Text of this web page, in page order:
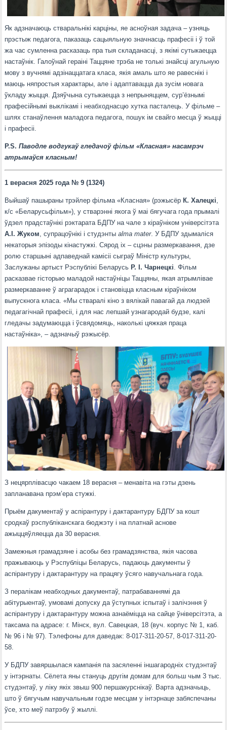
Як адзначаюць стваральнікі карціны, яе асноўная задача – узняць
прэстыж педагога, паказаць сацыяльную значнасць прафесіі і ў той
жа час сумленна расказаць пра тыя складанасці, з якімі сутыкаецца
настаўнік. Галоўнай гераіні Таццяне трэба не толькі знайсці агульную
мову з вучнямі адзінаццатага класа, якія амаль што яе равеснікі і
маюць няпростыя характары, але і адаптавацца да зусім новага
ўкладу жыцця. Дзяўчына сутыкаецца з непрыняццем, сур’ёзнымі
прафесійнымі выклікамі і неабходнасцю хутка пасталець. У фільме –
шлях станаўлення маладога педагога, пошук ім свайго месца ў жыцці
і прафесіі.
P.S. Паводле водгукаў гледачоў фільм «Класная» насамрэч
атрымаўся класным!
1 верасня 2025 года № 9 (1324)
Выйшаў пашыраны трэйлер фільма «Класная» (рэжысёр К. Халецкі,
к/с «Беларусьфільм»), у стварэнні якога ў маі бягучага года прымалі
ўдзел прадстаўнікі рэктарата БДПУ на чале з кіраўніком універсітэта
А.І. Жуком, супрацоўнікі і студэнтыalmamater. У БДПУ здымаліся
некаторыя эпізоды кінастужкі. Сярод іх – сцэны размеркавання, дзе
ролю старшыні адпаведнай камісіі сыграў Міністр культуры,
Заслужаны артыст Рэспублікі Беларусь Р. І. Чарнецкі. Фільм
расказвае гісторыю маладой настаўніцы Таццяны, якая атрымлівае
размеркаванне ў аграгарадок і становіцца класным кіраўніком
выпускнога класа. «Мы стваралі кіно з вялікай павагай да людзей
педагагічнай прафесіі, і для нас лепшай узнагародай будзе, калі
гледачы задумаюцца і ўсвядомяць, наколькі цяжкая праца
настаўніка», – адзначыў рэжысёр.
З нецярплівасцю чакаем 18 верасня – менавіта на гэты дзень
запланавана прэм’ера стужкі.
Прыём дакументаў у аспірантуру і дактарантуру БДПУ за кошт
сродкаў рэспубліканскага бюджэту і на платнай аснове
ажыццяўляецца да 30 верасня.
Замежныя грамадзяне і асобы без грамадзянства, якія часова
пражываюць у Рэспубліцы Беларусь, падаюць дакументы ў
аспірантуру і дактарантуру на працягу ўсяго навучальнага года.
З пералікам неабходных дакументаў, патрабаваннямі да
абітурыентаў, умовамі допуску да ўступных іспытаў і залічэння ў
аспірантуру і дактарантуру можна азнаёміцца на сайце ўніверсітэта, а
таксама па адрасе: г. Мінск, вул. Савецкая, 18 (вуч. корпус № 1, каб.
№ 96 і № 97). Тэлефоны для даведак: 8-017-311-20-57, 8-017-311-20-
58.
У БДПУ завяршылася кампанія па засяленні іншагародніх студэнтаў
у інтэрнаты. Сёлета яны стануць другім домам для больш чым 3 тыс.
студэнтаў, у ліку якіх звыш 900 першакурснікаў. Варта адзначыць,
што ў бягучым навучальным годзе месцам у інтэрнаце забяспечаны
ўсе, хто меў патрэбу ў жыллі.